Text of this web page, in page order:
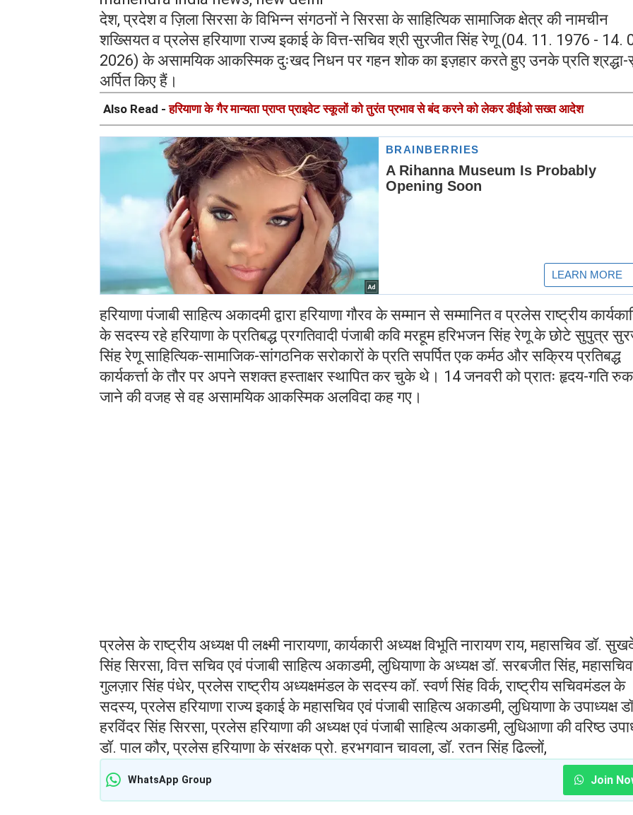
देश, प्रदेश व ज़िला सिरसा के विभिन्न संगठनों ने सिरसा के साहित्यिक सामाजिक क्षेत्र की नामचीन
शख्सियत व प्रलेस हरियाणा राज्य इकाई के वित्त-सचिव श्री सुरजीत सिंह रेणू (04. 11. 1976 - 14.
2026) के असामयिक आकस्मिक दुःखद निधन पर गहन शोक का इज़हार करते हुए उनके प्रति
अर्पित किए हैं।
Also Read -हरियाणा के गैर मान्यता प्राप्त प्राइवेट स्कूलों को तुरंत प्रभाव से बंद करने को लेकर डीईओ सख्त आदेश
हरियाणा पंजाबी साहित्य अकादमी द्वारा हरियाणा गौरव के सम्मान से सम्मानित व प्रलेस राष्ट्रीय
के सदस्य रहे हरियाणा के प्रतिबद्ध प्रगतिवादी पंजाबी कवि मरहूम हरिभजन सिंह रेणू के छोटे सुपुत्र
सिंह रेणू साहित्यिक-सामाजिक-सांगठनिक सरोकारों के प्रति सपर्पित एक कर्मठ और सक्रिय प्रतिबद्ध
कार्यकर्त्ता के तौर पर अपने सशक्त हस्ताक्षर स्थापित कर चुके थे। 14 जनवरी को प्रातः हृदय-गति रुक
जाने की वजह से वह असामयिक आकस्मिक अलविदा कह गए।
प्रलेस के राष्ट्रीय अध्यक्ष पी लक्ष्मी नारायणा, कार्यकारी अध्यक्ष विभूति नारायण राय, महासचिव डॉ.
सिंह सिरसा, वित्त सचिव एवं पंजाबी साहित्य अकाडमी, लुधियाणा के अध्यक्ष डॉ. सरबजीत सिंह,
गुलज़ार सिंह पंधेर, प्रलेस राष्ट्रीय अध्यक्षमंडल के सदस्य कॉ. स्वर्ण सिंह विर्क, राष्ट्रीय सचिवमंडल के
सदस्य, प्रलेस हरियाणा राज्य इकाई के महासचिव एवं पंजाबी साहित्य अकाडमी, लुधियाणा के उपाध्यक्ष
हरविंदर सिंह सिरसा, प्रलेस हरियाणा की अध्यक्ष एवं पंजाबी साहित्य अकाडमी, लुधिआणा की वरिष्ठ
डॉ. पाल कौर, प्रलेस हरियाणा के संरक्षक प्रो. हरभगवान चावला, डॉ. रतन सिंह ढिल्लों,
WhatsApp Group Join